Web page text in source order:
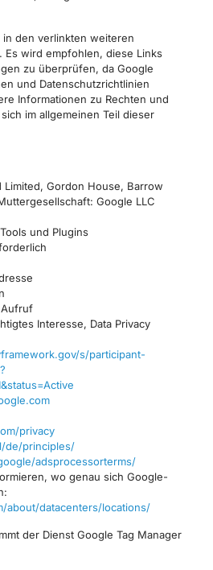
in den verlinkten weiteren
Es wird empfohlen, diese Links
zu überprüfen, da Google
und Datenschutzrichtlinien
Informationen zu Rechten und
im allgemeinen Teil dieser
Gordon House, Barrow
Google LLC
und Plugins
Aufruf
Interesse, Data Privacy
s/participant-
privacy
de/principles/
adsprocessorterms/
wo genau sich Google-
about/datacenters/locations/
der Dienst Google Tag Manager